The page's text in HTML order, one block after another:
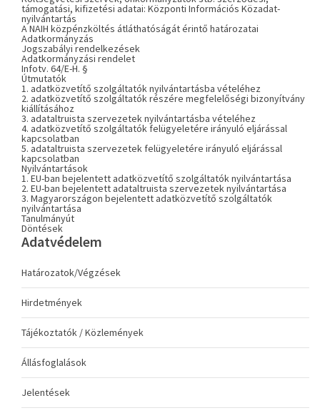
támogatási, kifizetési adatai: Központi Információs Közadat-
nyilvántartás
A NAIH közpénzköltés átláthatóságát érintő határozatai
Adatkormányzás
Jogszabályi rendelkezések
Adatkormányzási rendelet
Infotv. 64/E-H. §
Útmutatók
1. adatközvetítő szolgáltatók nyilvántartásba vételéhez
2. adatközvetítő szolgáltatók részére megfelelőségi bizonyítvány
kiállításához
3. adataltruista szervezetek nyilvántartásba vételéhez
4. adatközvetítő szolgáltatók felügyeletére irányuló eljárással
kapcsolatban
5. adataltruista szervezetek felügyeletére irányuló eljárással
kapcsolatban
Nyilvántartások
1. EU-ban bejelentett adatközvetítő szolgáltatók nyilvántartása
2. EU-ban bejelentett adataltruista szervezetek nyilvántartása
3. Magyarországon bejelentett adatközvetítő szolgáltatók
nyilvántartása
Tanulmányút
Döntések
Adatvédelem
Határozatok/Végzések
Hirdetmények
Tájékoztatók / Közlemények
Állásfoglalások
Jelentések